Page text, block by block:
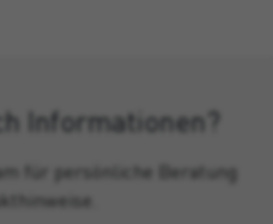
Informationen?
für persönliche Beratung